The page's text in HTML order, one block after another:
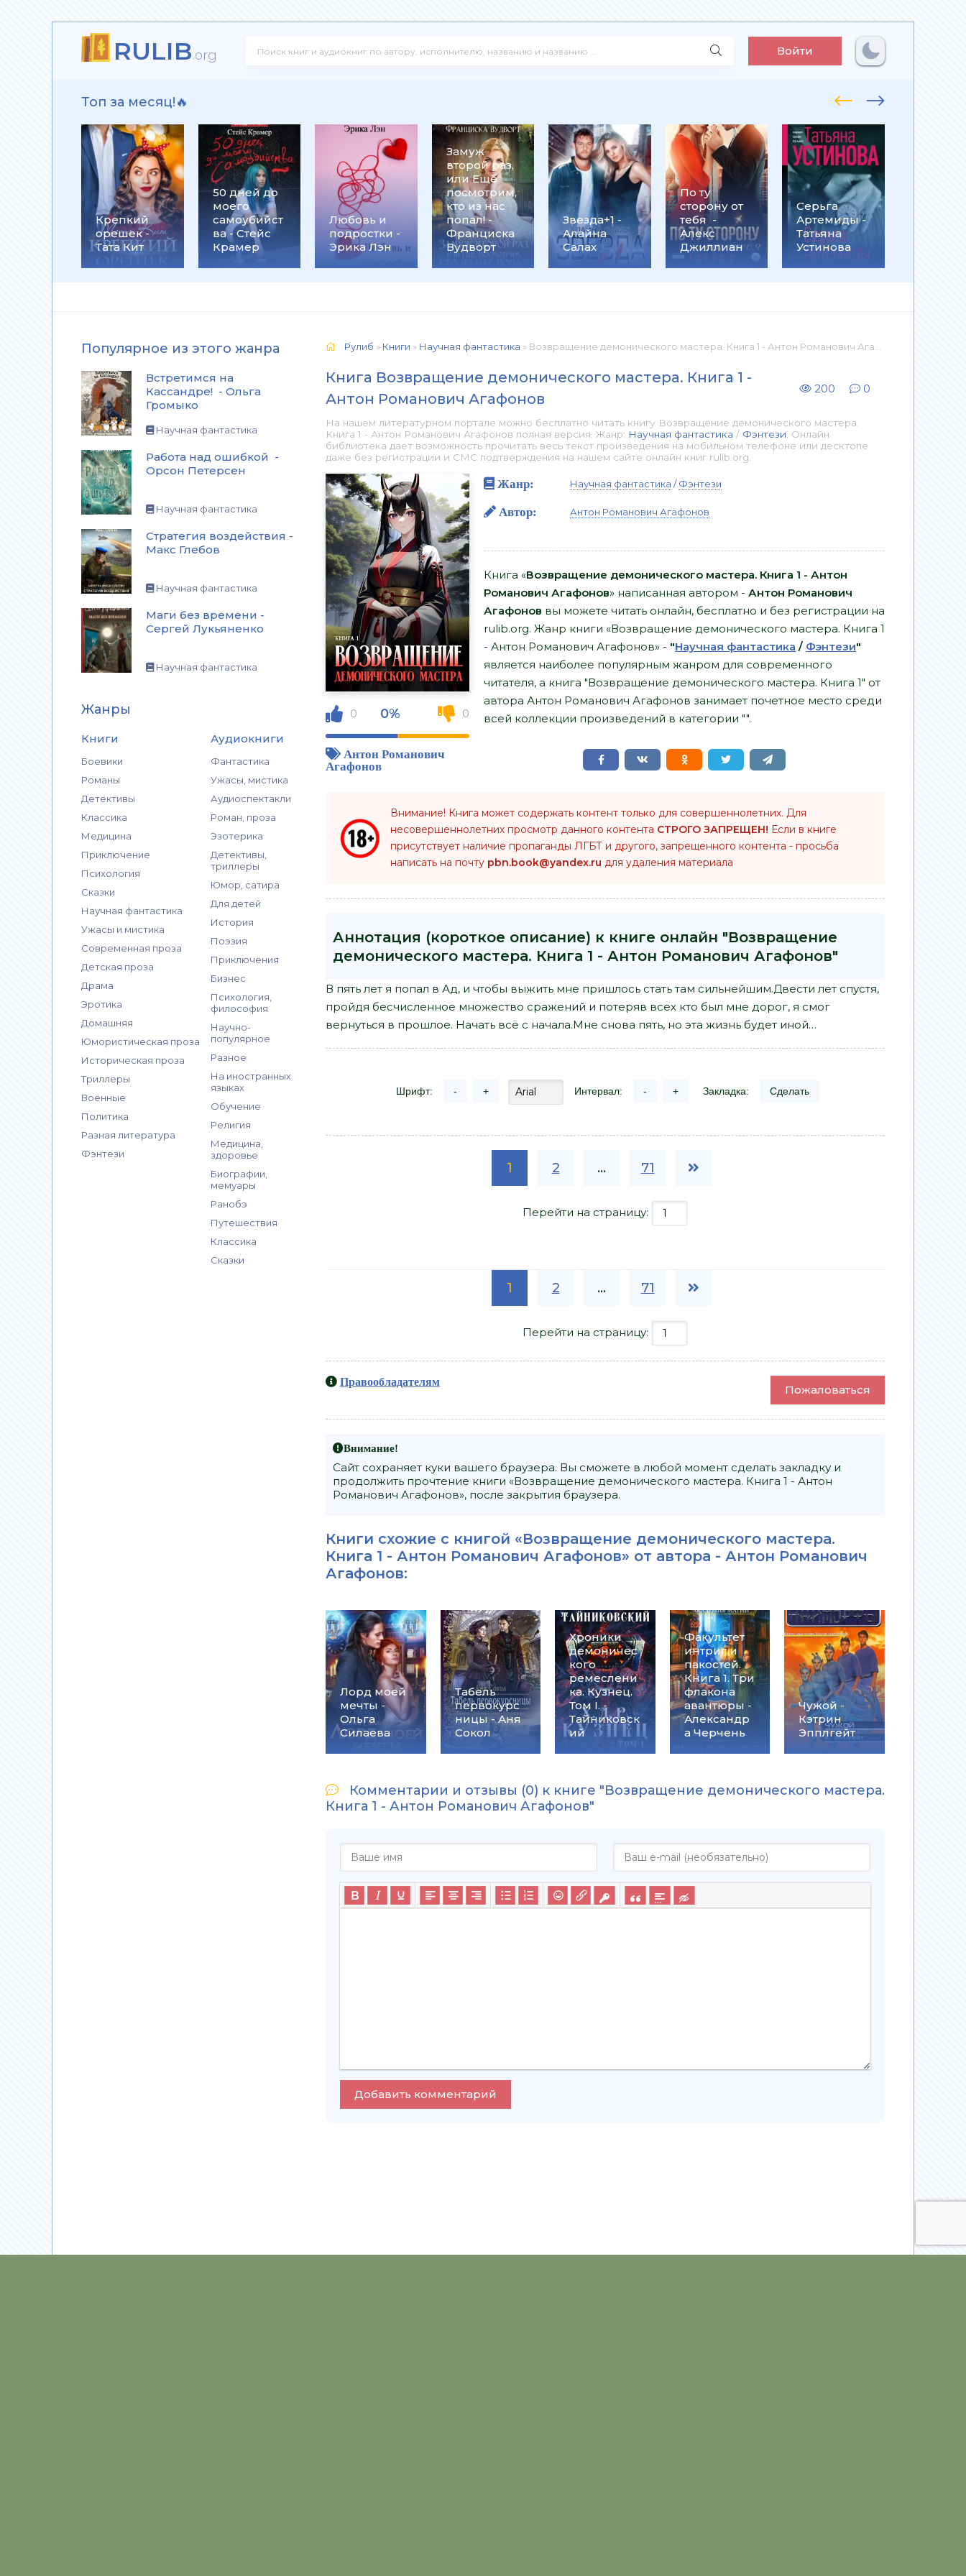
RULIB.org Войти
Топ за месяц!🔥
Крепкий
орешек -
Тата Кит
50 дней до
моего
самоубийст
ва - Стейс
Крамер
Любовь и
подростки -
Эрика Лэн
Замуж
второй раз,
или Ещё
посмотрим,
кто из нас
попал! -
Франциска
Вудворт
Звезда+1 -
Алайна
Салах
По ту
сторону от
тебя -
Алекс
Джиллиан
Серьга
Артемиды -
Татьяна
Устинова
на
- Ольга
Громыко
Популярное из этого жанра
Встретимся на
Кассандре! - Ольга
Громыко
Научная фантастика
Работа над ошибкой -
Орсон Петерсен
Научная фантастика
Стратегия воздействия -
Макс Глебов
Научная фантастика
Маги без времени -
Сергей Лукьяненко
Научная фантастика
Жанры
Книги
Боевики
Романы
Детективы
Классика
Медицина
Приключение
Психология
Сказки
Научная фантастика
Ужасы и мистика
Современная проза
Детская проза
Драма
Эротика
Домашняя
Юмористическая проза
Историческая проза
Триллеры
Военные
Политика
Разная литература
Фэнтези
Аудиокниги
Фантастика
Ужасы, мистика
Аудиоспектакли
Роман, проза
Эзотерика
Детективы,
триллеры
Юмор, сатира
Для детей
История
Поэзия
Приключения
Бизнес
Психология,
философия
Научно-
популярное
Разное
На иностранных
языках
Обучение
Религия
Медицина,
здоровье
Биографии,
мемуары
Ранобэ
Путешествия
Классика
Сказки
Рулиб » Книги » Научная фантастика » Возвращение демонического мастера. Книга 1 - Антон Романович Агафонов 📕 - Книга онлайн бесплатно
Книга Возвращение демонического мастера. Книга 1 -
Антон Романович Агафонов
200 0
На нашем литературном портале можно бесплатно читать книгу Возвращение демонического мастера.
Книга 1 - Антон Романович Агафонов полная версия. Жанр: Научная фантастика / Фэнтези . Онлайн
библиотека дает возможность прочитать весь текст произведения на мобильном телефоне или десктопе
даже без регистрации и СМС подтверждения на нашем сайте онлайн книг rulib.org.
0 0% 0
Антон Романович
Агафонов
Жанр: Научная фантастика /Фэнтези
Автор: Антон Романович Агафонов
Книга «Возвращение демонического мастера. Книга 1 - Антон
Романович Агафонов» написанная автором - Антон Романович
Агафонов вы можете читать онлайн, бесплатно и без регистрации на
rulib.org. Жанр книги «Возвращение демонического мастера. Книга 1
- Антон Романович Агафонов» - "Научная фантастика / Фэнтези"
является наиболее популярным жанром для современного
читателя, а книга "Возвращение демонического мастера. Книга 1" от
автора Антон Романович Агафонов занимает почетное место среди
всей коллекции произведений в категории "".
Внимание! Книга может содержать контент только для совершеннолетних. Для
несовершеннолетних просмотр данного контента СТРОГО ЗАПРЕЩЕН! Если в книге
присутствует наличие пропаганды ЛГБТ и другого, запрещенного контента - просьба
написать на почту pbn.book@yandex.ru для удаления материала
Аннотация (короткое описание) к книге онлайн "Возвращение
демонического мастера. Книга 1 - Антон Романович Агафонов"
В пять лет я попал в Ад, и чтобы выжить мне пришлось стать там сильнейшим.Двести лет спустя,
пройдя бесчисленное множество сражений и потеряв всех кто был мне дорог, я смог
вернуться в прошлое. Начать всё с начала.Мне снова пять, но эта жизнь будет иной…
Шрифт: - + Интервал: - + Закладка: Сделать
1 2 ... 71
Перейти на страницу:
1 2 ... 71
Перейти на страницу:
Правообладателям
Пожаловаться
Внимание!
Сайт сохраняет куки вашего браузера. Вы сможете в любой момент сделать закладку и
продолжить прочтение книги «Возвращение демонического мастера. Книга 1 - Антон
Романович Агафонов», после закрытия браузера.
Книги схожие с книгой «Возвращение демонического мастера.
Книга 1 - Антон Романович Агафонов» от автора - Антон Романович
Агафонов:
Лорд моей
мечты -
Ольга
Силаева
Табель
первокурс
ницы - Аня
Сокол
Хроники
демоничес
кого
ремеслени
ка. Кузнец.
Том I. -
Тайниковск
ий
Факультет
интриг и
пакостей.
Книга 1. Три
флакона
авантюры -
Александр
а Черчень
Чужой -
Кэтрин
Эпплгейт
Комментарии и отзывы (0) к книге "Возвращение демонического мастера.
Книга 1 - Антон Романович Агафонов"
Добавить комментарий
- Ольга Громыко
Петерсен
Глебов
Лукьяненко